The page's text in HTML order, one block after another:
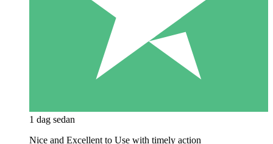
1 dag sedan
Nice and Excellent to Use with timely action